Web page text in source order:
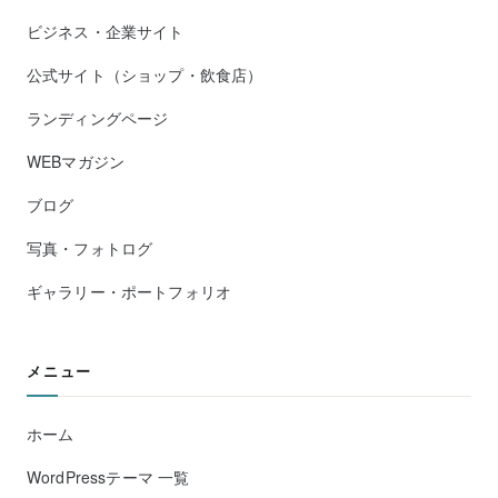
ビジネス・企業サイト
公式サイト（ショップ・飲食店）
ランディングページ
WEBマガジン
ブログ
写真・フォトログ
ギャラリー・ポートフォリオ
メニュー
ホーム
WordPressテーマ 一覧